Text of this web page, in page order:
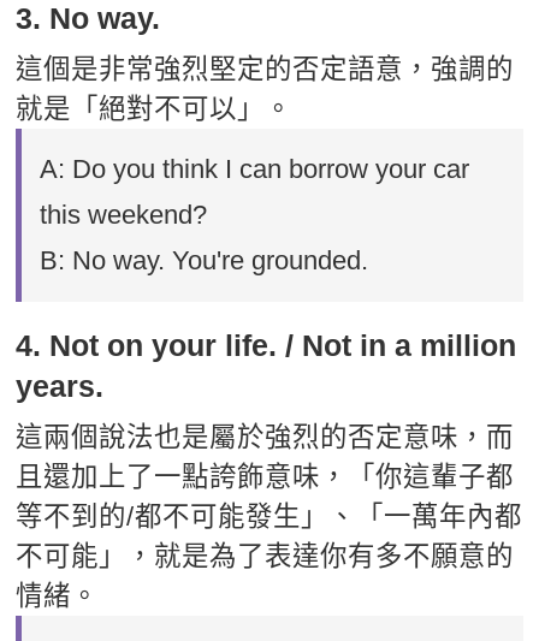
3. No way.
這個是非常強烈堅定的否定語意，強調的
就是「絕對不可以」。
A: Do you think I can borrow your car
this weekend?
B: No way. You're grounded.
4. Not on your life. / Not in a million
years.
這兩個說法也是屬於強烈的否定意味，而
且還加上了一點誇飾意味，「你這輩子都
等不到的/都不可能發生」、「一萬年內都
不可能」，就是為了表達你有多不願意的
情緒。